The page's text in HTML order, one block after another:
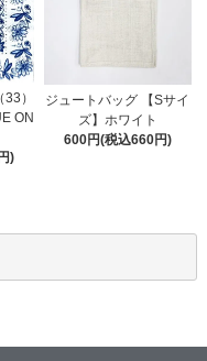
）
ON
)
ジュートバッグ 【Sサイ
ズ】ホワイト
600円(税込660円)